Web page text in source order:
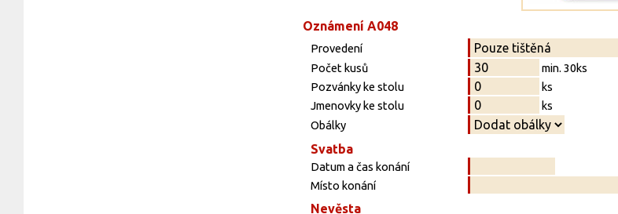
Oznámení A048
Provedení
Počet kusů
min. 30ks
Pozvánky ke stolu
ks
Jmenovky ke stolu
ks
Obálky
Svatba
Datum a čas konání
Místo konání
Nevěsta